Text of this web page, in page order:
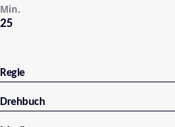
25
Min.
Regie
Drehbuch